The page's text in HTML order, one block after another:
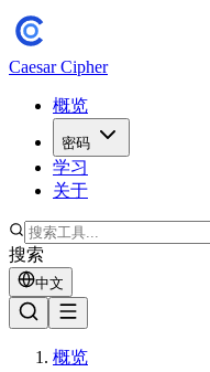
Caesar Cipher
概览
密码
学习
关于
搜索
中文
概览